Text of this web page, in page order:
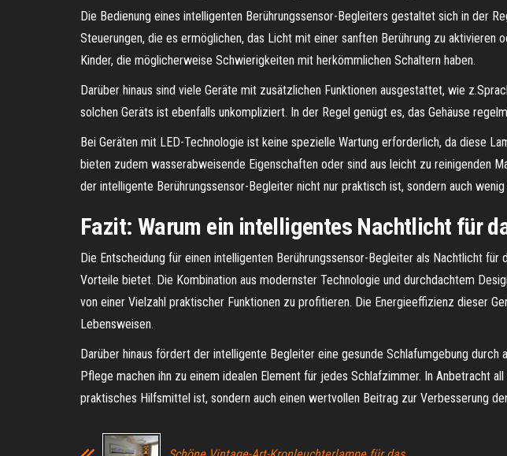
Die Bedienung eines intelligenten Berührungssensor-Begleiters gestaltet sich in der
Steuerungen, die es ermöglichen, das Licht mit einer sanften Berührung zu
Kinder, die möglicherweise Schwierigkeiten mit herkömmlichen Schaltern haben.
Darüber hinaus sind viele Geräte mit zusätzlichen Funktionen ausgestattet, wie
solchen Geräts ist ebenfalls unkompliziert. In der Regel genügt es, das Gehäuse
Bei Geräten mit LED-Technologie ist keine spezielle Wartung erforderlich, da diese
bieten zudem wasserabweisende Eigenschaften oder sind aus leicht zu reinigenden
der intelligente Berührungssensor-Begleiter nicht nur praktisch ist, sondern auch
Fazit: Warum ein intelligentes Nachtlicht für
Die Entscheidung für einen intelligenten Berührungssensor-Begleiter als Nachtlicht
Vorteile bietet. Die Kombination aus modernster Technologie und durchdachtem
von einer Vielzahl praktischer Funktionen zu profitieren. Die Energieeffizienz dieser
Lebensweisen.
Darüber hinaus fördert der intelligente Begleiter eine gesunde Schlafumgebung
Pflege machen ihn zu einem idealen Element für jedes Schlafzimmer. In Anbetracht
praktisches Hilfsmittel ist, sondern auch einen wertvollen Beitrag zur Verbesserung